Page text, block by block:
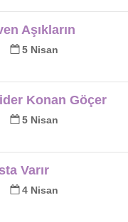
Aşıkların
5 Nisan
Konan Göçer
5 Nisan
Varır
4 Nisan